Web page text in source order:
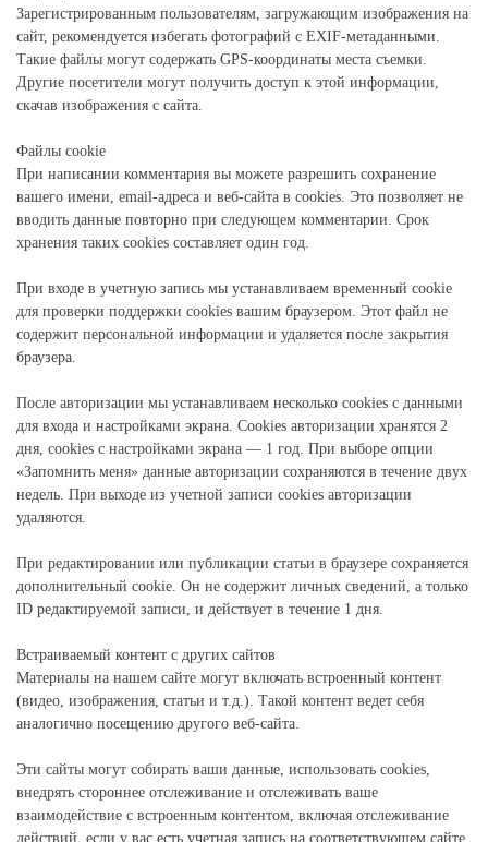
Зарегистрированным пользователям, загружающим изображения на
сайт, рекомендуется избегать фотографий с EXIF-метаданными.
Такие файлы могут содержать GPS-координаты места съемки.
Другие посетители могут получить доступ к этой информации,
скачав изображения с сайта.
Файлы cookie
При написании комментария вы можете разрешить сохранение
вашего имени, email-адреса и веб-сайта в cookies. Это позволяет не
вводить данные повторно при следующем комментарии. Срок
хранения таких cookies составляет один год.
При входе в учетную запись мы устанавливаем временный cookie
для проверки поддержки cookies вашим браузером. Этот файл не
содержит персональной информации и удаляется после закрытия
браузера.
После авторизации мы устанавливаем несколько cookies с данными
для входа и настройками экрана. Cookies авторизации хранятся 2
дня, cookies с настройками экрана — 1 год. При выборе опции
«Запомнить меня» данные авторизации сохраняются в течение двух
недель. При выходе из учетной записи cookies авторизации
удаляются.
При редактировании или публикации статьи в браузере сохраняется
дополнительный cookie. Он не содержит личных сведений, а только
ID редактируемой записи, и действует в течение 1 дня.
Встраиваемый контент с других сайтов
Материалы на нашем сайте могут включать встроенный контент
(видео, изображения, статьи и т.д.). Такой контент ведет себя
аналогично посещению другого веб-сайта.
Эти сайты могут собирать ваши данные, использовать cookies,
внедрять стороннее отслеживание и отслеживать ваше
взаимодействие с встроенным контентом, включая отслеживание
действий, если у вас есть учетная запись на соответствующем сайте